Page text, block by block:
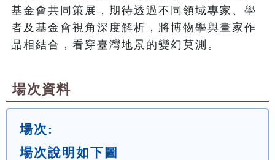
基金會共同策展，期待透過不同領域專家、學
者及基金會視角深度解析，將博物學與畫家作
品相結合，看穿臺灣地景的變幻莫測。
場次資料
場次:
場次說明如下圖